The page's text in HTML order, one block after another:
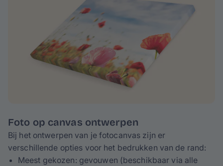
Foto op canvas ontwerpen
Bij het ontwerpen van je fotocanvas zijn er
verschillende opties voor het bedrukken van de rand:
Meest gekozen: gevouwen (beschikbaar via alle